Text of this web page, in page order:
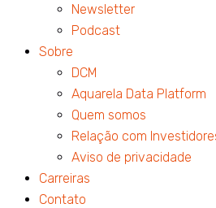
Newsletter
Podcast
Sobre
DCM
Aquarela Data Platform
Quem somos
Relação com
Aviso de privacidade
Carreiras
Contato